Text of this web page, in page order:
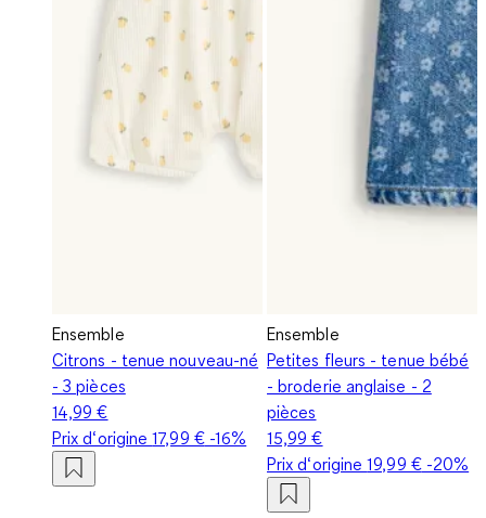
Ensemble
Citrons - tenue nouveau-né
- 3 pièces
14,99 €
Prix d‘origine17,99 €-16%
Ensemble
Petites fleurs - tenue bébé
- broderie anglaise - 2
pièces
15,99 €
Prix d‘origine19,99 €-20%